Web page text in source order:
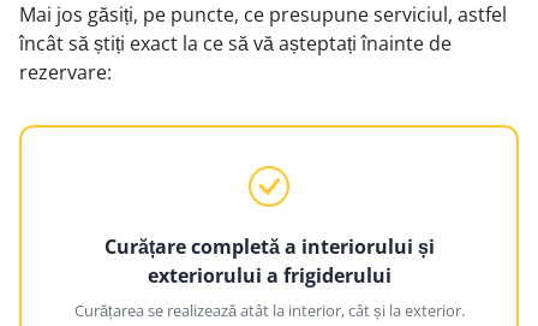
Mai jos găsiți, pe puncte, ce presupune serviciul, astfel
încât să știți exact la ce să vă așteptați înainte de
rezervare:
Curățare completă a interiorului și
exteriorului a frigiderului
Curățarea se realizează atât la interior, cât și la exterior.